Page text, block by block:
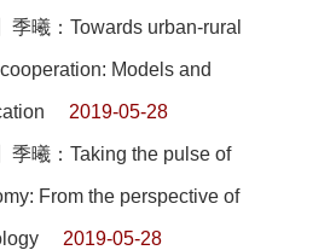
季曦：Towards urban-rural
Models and
2019-05-28
季曦：Taking the pulse of
From the perspective of
2019-05-28